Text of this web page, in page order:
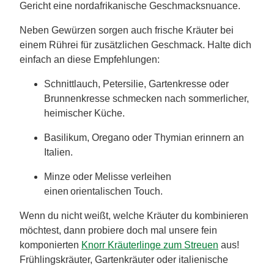
Gericht eine nordafrikanische Geschmacksnuance.
Neben Gewürzen sorgen auch frische Kräuter bei
einem Rührei für zusätzlichen Geschmack. Halte dich
einfach an diese Empfehlungen:
Schnittlauch, Petersilie, Gartenkresse oder
Brunnenkresse schmecken nach sommerlicher,
heimischer Küche.
Basilikum, Oregano oder Thymian erinnern an
Italien.
Minze oder Melisse verleihen
einen orientalischen Touch.
Wenn du nicht weißt, welche Kräuter du kombinieren
möchtest, dann probiere doch mal unsere fein
komponierten Knorr Kräuterlinge zum Streuen aus!
Frühlingskräuter, Gartenkräuter oder italienische